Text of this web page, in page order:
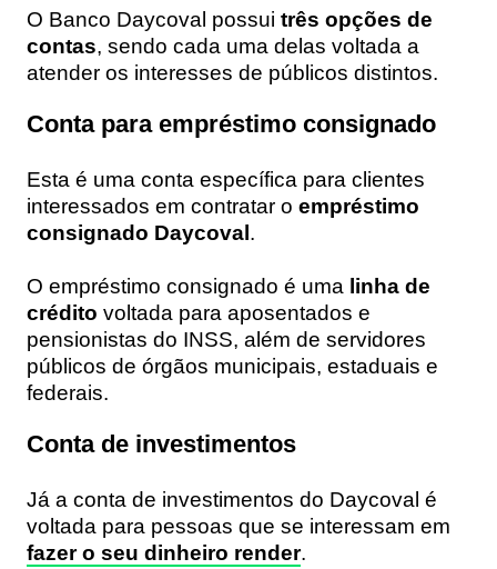
O Banco Daycoval possui três opções de
contas, sendo cada uma delas voltada a
atender os interesses de públicos distintos.
Conta para empréstimo consignado
Esta é uma conta específica para clientes
interessados em contratar o empréstimo
consignado Daycoval.
O empréstimo consignado é uma linha de
crédito voltada para aposentados e
pensionistas do INSS, além de servidores
públicos de órgãos municipais, estaduais e
federais.
Conta de investimentos
Já a conta de investimentos do Daycoval é
voltada para pessoas que se interessam em
fazer o seu dinheiro render.